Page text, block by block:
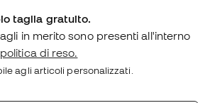
taglia gratuito.
in merito sono presenti all'interno
politica di reso.
agli articoli personalizzati.